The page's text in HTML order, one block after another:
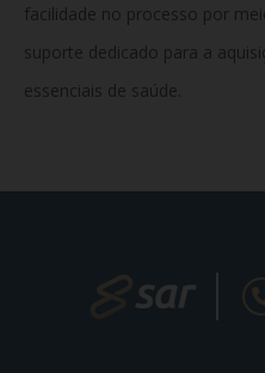
facilidade no processo por
suporte dedicado para a
essenciais de saúde.